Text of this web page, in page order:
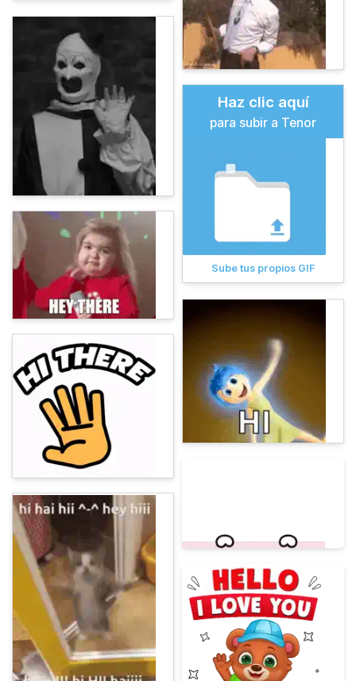
Haz clic aquí
para subir a Tenor
Sube tus propios GIF